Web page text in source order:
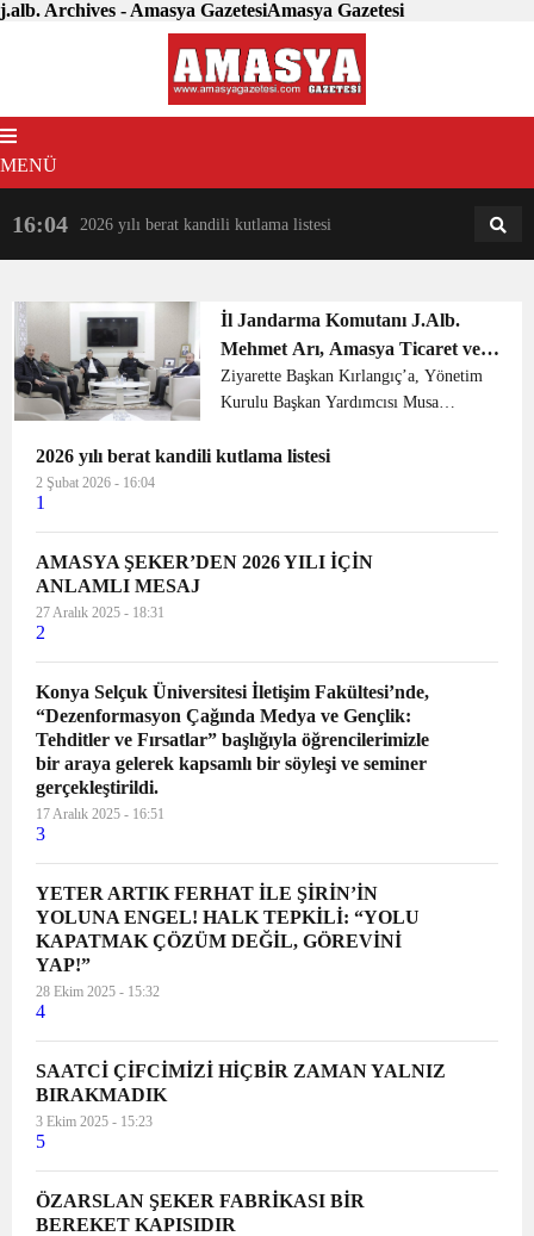
j.alb. Archives - Amasya GazetesiAmasya Gazetesi
MENÜ
16:04 2026 yılı berat kandili kutlama listesi 18:31
İl Jandarma Komutanı J.Alb.
Mehmet Arı, Amasya Ticaret ve
Sanayi Odası Yönetim Kurulu
Başkanı Murat Kırlangıç’a iade-i
Ziyarette Başkan Kırlangıç’a, Yönetim
Kurulu Başkan Yardımcısı Musa
Çıtır, ve M. Altan Yüce eşlik etti.
2026 yılı berat kandili kutlama listesi
2 Şubat 2026 - 16:04
1
AMASYA ŞEKER’DEN 2026 YILI İÇİN
ANLAMLI MESAJ
27 Aralık 2025 - 18:31
2
Konya Selçuk Üniversitesi İletişim Fakültesi’nde,
“Dezenformasyon Çağında Medya ve Gençlik:
Tehditler ve Fırsatlar” başlığıyla öğrencilerimizle
bir araya gelerek kapsamlı bir söyleşi ve seminer
gerçekleştirildi.
17 Aralık 2025 - 16:51
3
YETER ARTIK FERHAT İLE ŞİRİN’İN
YOLUNA ENGEL! HALK TEPKİLİ: “YOLU
KAPATMAK ÇÖZÜM DEĞİL, GÖREVİNİ
YAP!”
28 Ekim 2025 - 15:32
4
SAATCİ ÇİFCİMİZİ HİÇBİR ZAMAN YALNIZ
BIRAKMADIK
3 Ekim 2025 - 15:23
5
ÖZARSLAN ŞEKER FABRİKASI BİR
BEREKET KAPISIDIR